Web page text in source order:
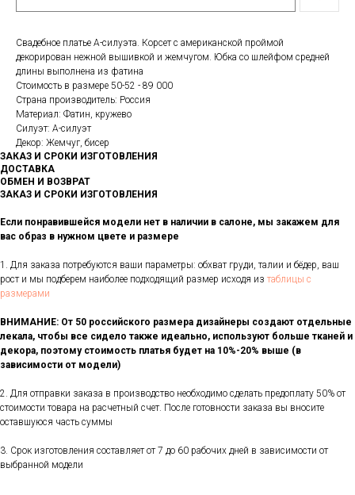
Свадебное платье А-силуэта. Корсет с американской проймой
декорирован нежной вышивкой и жемчугом. Юбка со шлейфом средней
длины выполнена из фатина
Стоимость в размере 50-52 - 89 000
Страна производитель: Россия
Материал: Фатин, кружево
Силуэт: А-силуэт
Декор: Жемчуг, бисер
ЗАКАЗ И СРОКИ ИЗГОТОВЛЕНИЯ
ДОСТАВКА
ОБМЕН И ВОЗВРАТ
ЗАКАЗ И СРОКИ ИЗГОТОВЛЕНИЯ
Если понравившейся модели нет в наличии в салоне, мы закажем для
вас образ в нужном цвете и размере
1. Для заказа потребуются ваши параметры: обхват груди, талии и бёдер, ваш
рост и мы подберем наиболее подходящий размер исходя из таблицы с
размерами
ВНИМАНИЕ: От 50 российского размера дизайнеры создают отдельные
лекала, чтобы все сидело также идеально, используют больше тканей и
декора, поэтому стоимость платья будет на 10%-20% выше (в
зависимости от модели)
2. Для отправки заказа в производство необходимо сделать предоплату 50% от
стоимости товара на расчетный счет. После готовности заказа вы вносите
оставшуюся часть суммы
3. Срок изготовления составляет от 7 до 60 рабочих дней в зависимости от
выбранной модели